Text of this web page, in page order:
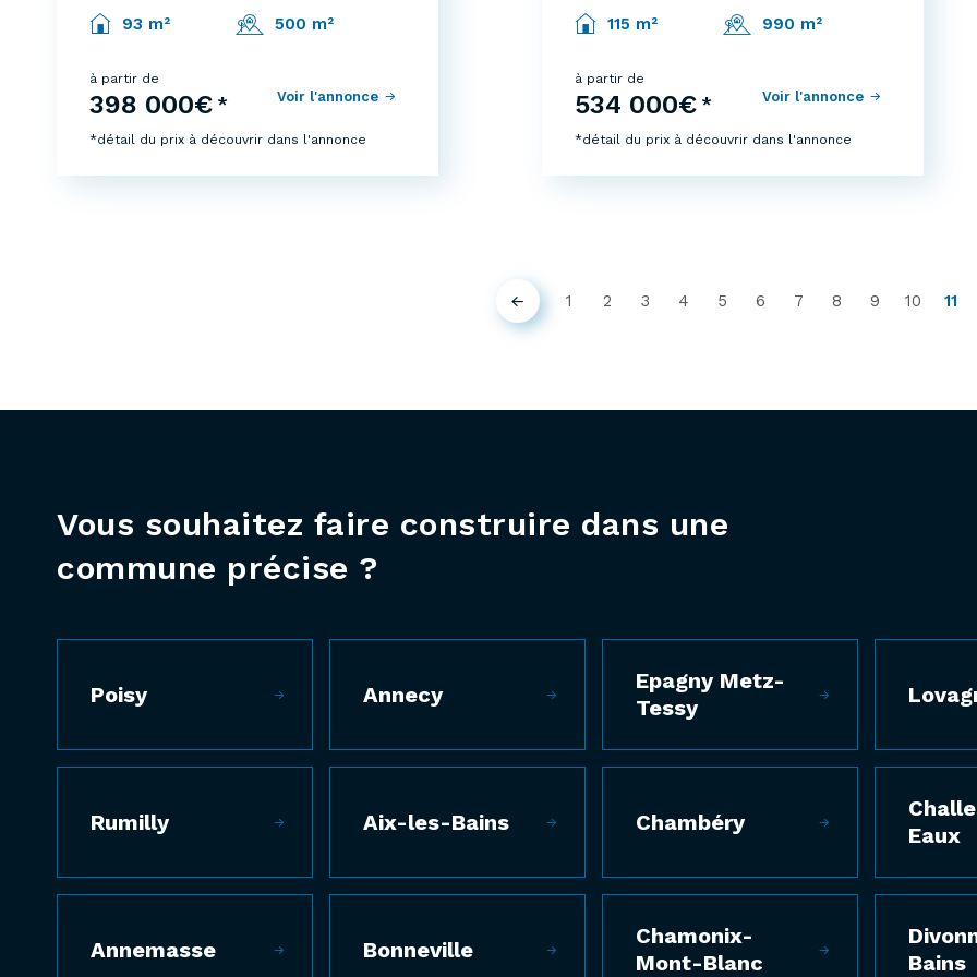
93 m² 500 m²
à partir de
398 000€ * Voir l'annonce
*détail du prix à découvrir dans l'annonce
115 m² 990 m²
à partir de
534 000€ * Voir l'annonce
*détail du prix à découvrir dans l'annonce
Précédent
1 2 3 4 5 6 7 8 9 10 11
Vous souhaitez faire construire dans une
commune précise ?
Poisy Annecy
Epagny Metz-
Tessy
Rumilly Aix-les-Bains Chambéry
Eaux
Annemasse Bonneville
Chamonix-
Mont-Blanc
Bains